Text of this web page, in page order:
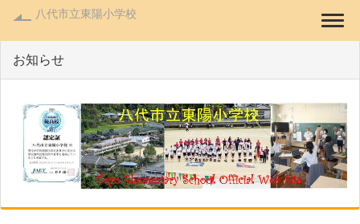
八代市立東陽小学校
お知らせ